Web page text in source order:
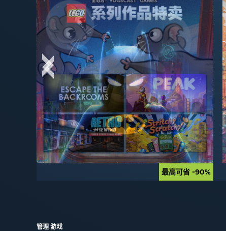
最高可省 -90%
最高可省 -90%
-50% $49.99 $24.99
-50% $7.99$3.99
-95% $59.99 $2.99
-67% $49.99$16.49
管理 游戏